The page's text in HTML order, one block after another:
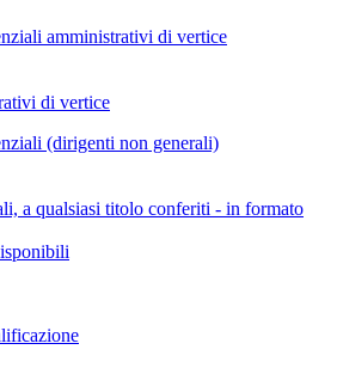
amministrativi di vertice
di vertice
(dirigenti non generali)
a qualsiasi titolo conferiti - in formato